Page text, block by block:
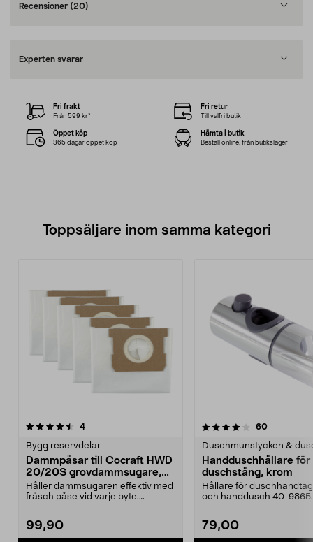
Recensioner (20)
Experten svarar
Fri frakt
Från 599 kr*
Fri retur
Till valfri butik
Öppet köp
365 dagar öppet köp
Hämta i butik
Beställ online, från butikslager
Toppsäljare inom samma kategori
4recensioner
Bygg reservdelar
Dammpåsar till Cocraft HWD
20/20S grovdammsugare,
5-pack
Håller dammsugaren effektiv med
fräsch påse vid varje byte.
99,90
4.0 av 5 stjärnor 60
Duschmunstycken &
Handduschhållare
duschstång, krom
Hållare för
och handdusch 40-
79,00
4.5 av 5 stjärnor